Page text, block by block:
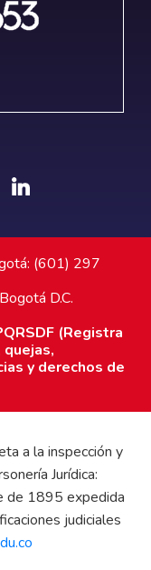
(601) 297
D.C.
(Registra
y derechos de
a la inspección y
Jurídica:
de 1895 expedida
judiciales